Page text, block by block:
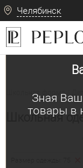
Челябинск
Зная
товары в
Школьная форма /
Школьная